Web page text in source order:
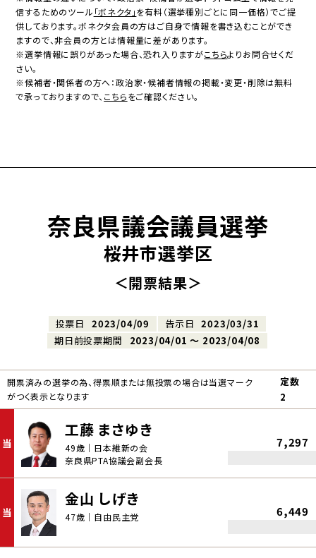
信するためのツール 「ボネクタ」を有料（選挙種別ごとに同一価格）でご提
供しております。ボネクタ会員の方はご自身で情報を書き込むことができ
ますので、非会員の方とは情報量に差があります。
※選挙情報に誤りがあった場合、恐れ入りますがこちらよりお問合せくだ
さい。
※候補者・関係者の方へ：政治家・候補者情報の掲載・変更・削除は無料
で承っておりますので、 こちらをご確認ください。
奈良県議会議員選挙
桜井市選挙区
＜開票結果＞
投票日 2023/04/09 告示日
2023/03/31
期日前投票期間
2023/04/01 〜 2023/04/08
開票済みの選挙の為、得票順または無投票の場合は当選マーク
がつく表示となります
定数
2
当
工藤 まさゆき
49歳｜日本維新の会
奈良県PTA協議会副会長
7,297
当
金山 しげき
47歳｜自由民主党 6,449